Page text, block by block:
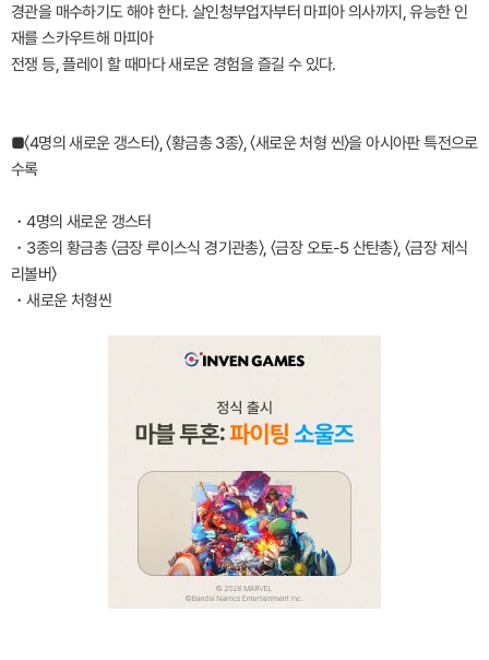
경관을 매수하기도 해야 한다. 살인청부업자부터 마피아 의사까지, 유능한 인
재를 스카우트해 마피아
전쟁 등, 플레이 할 때마다 새로운 경험을 즐길 수 있다.
■〈4명의 새로운 갱스터〉, 〈황금총 3종〉, 〈새로운 처형 씬〉을 아시아판 특전으로
수록
・4명의 새로운 갱스터
・3종의 황금총 〈금장 루이스식 경기관총〉, 〈금장 오토-5 산탄총〉, 〈금장 제식
리볼버〉
・새로운 처형씬